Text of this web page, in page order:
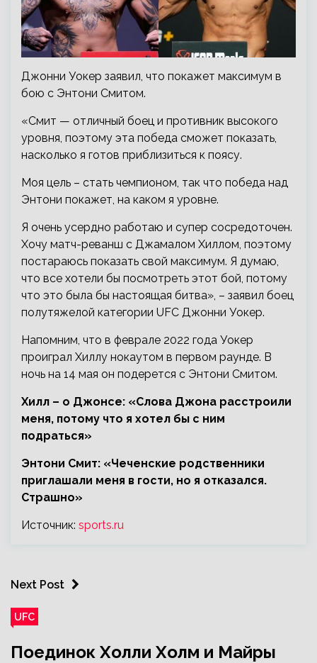
Джонни Уокер заявил, что покажет максимум в
бою с Энтони Смитом.
«Смит — отличный боец и противник высокого
уровня, поэтому эта победа сможет показать,
насколько я готов приблизиться к поясу.
Моя цель – стать чемпионом, так что победа над
Энтони покажет, на каком я уровне.
Я очень усердно работаю и супер сосредоточен.
Хочу матч-реванш с Джамалом Хиллом, поэтому
постараюсь показать свой максимум. Я думаю,
что все хотели бы посмотреть этот бой, потому
что это была бы настоящая битва», – заявил боец
полутяжелой категории UFC Джонни Уокер.
Напомним, что в феврале 2022 года Уокер
проиграл Хиллу нокаутом в первом раунде. В
ночь на 14 мая он подерется с Энтони Смитом.
Хилл – о Джонсе: «Слова Джона расстроили
меня, потому что я хотел бы с ним
подраться»
Энтони Смит: «Чеченские родственники
приглашали меня в гости, но я отказался.
Страшно»
Источник: sports.ru
Next Post
UFC
Поединок Холли Холм и Майры